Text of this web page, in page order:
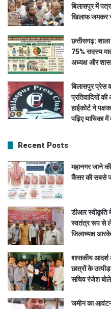
बिलासपुर में
खिलाफ जमकर
छत्तीसगढ़:
75% सदस्य
अध्यक्ष और
बिलासपुर प्रेस
प्रतिवादियों
हाईकोर्ट ने
पढ़िए याचिका
Recent Posts
महानगर जाने
कैंसर की सबसे
डीआर स्वीकृति
स्वतंत्र रूप से
जिलाध्यक्ष आरके
शासकीय आदर्श
छात्रों के
सचिव रंजेश बोले
जमीन का